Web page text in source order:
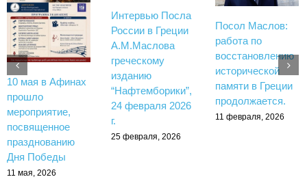
10 мая в Афинах
прошло
мероприятие,
посвященное
празднованию
Дня Победы
11 мая, 2026
Интервью Посла
России в Греции
А.М.Маслова
греческому
изданию
“Нафтемборики”,
24 февраля 2026
г.
25 февраля, 2026
Посол Маслов:
работа по
восстановлению
исторической
памяти в Греции
продолжается.
11 февраля, 2026